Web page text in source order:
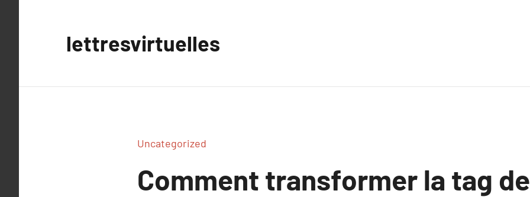
lettresvirtuelles
Uncategorized
Comment transformer la tag